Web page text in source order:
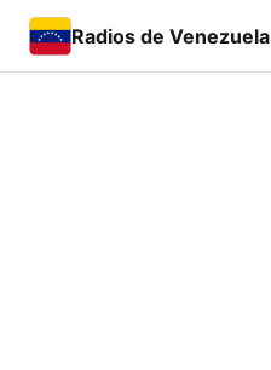
Radios de Venezuela